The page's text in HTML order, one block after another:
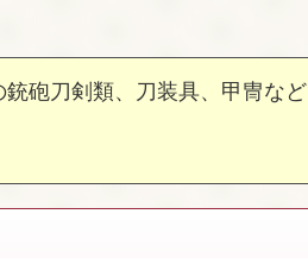
砲刀剣類、刀装具、甲冑など